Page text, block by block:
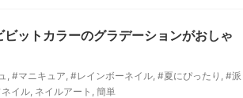
ビットカラーのグラデーションがおしゃ
, #マニキュア, #レインボーネイル, #夏にぴったり , #派
イル, ネイルアート , 簡単